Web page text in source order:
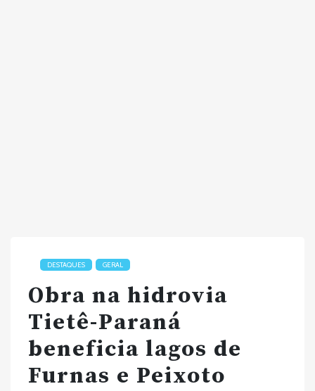
DESTAQUES GERAL
Obra na hidrovia
Tietê-Paraná
beneficia lagos de
Furnas e Peixoto